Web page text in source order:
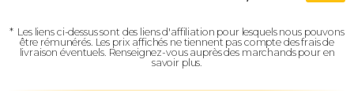
* Les liens ci-dessus sont des liens d'affiliation pour lesquels nous pouvons
être rémunérés. Les prix affichés ne tiennent pas compte des frais de
livraison éventuels. Renseignez-vous auprès des marchands pour en
savoir plus.